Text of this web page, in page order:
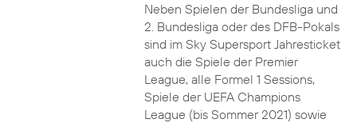
Neben Spielen der Bundesliga und
2. Bundesliga oder des DFB-Pokals
sind im Sky Supersport Jahresticket
auch die Spiele der Premier
League, alle Formel 1 Sessions,
Spiele der UEFA Champions
League (bis Sommer 2021) sowie